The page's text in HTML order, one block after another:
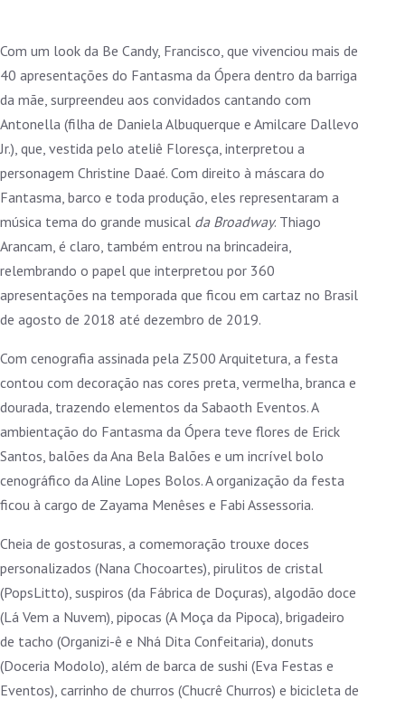
Com um look da Be Candy, Francisco, que vivenciou mais de
40 apresentações do Fantasma da Ópera dentro da barriga
da mãe, surpreendeu aos convidados cantando com
Antonella (filha de Daniela Albuquerque e Amilcare Dallevo
Jr.), que, vestida pelo ateliê Floresça, interpretou a
personagem Christine Daaé. Com direito à máscara do
Fantasma, barco e toda produção, eles representaram a
música tema do grande musical da Broadway. Thiago
Arancam, é claro, também entrou na brincadeira,
relembrando o papel que interpretou por 360
apresentações na temporada que ficou em cartaz no Brasil
de agosto de 2018 até dezembro de 2019.
Com cenografia assinada pela Z500 Arquitetura, a festa
contou com decoração nas cores preta, vermelha, branca e
dourada, trazendo elementos da Sabaoth Eventos. A
ambientação do Fantasma da Ópera teve flores de Erick
Santos, balões da Ana Bela Balões e um incrível bolo
cenográfico da Aline Lopes Bolos. A organização da festa
ficou à cargo de Zayama Menêses e Fabi Assessoria.
Cheia de gostosuras, a comemoração trouxe doces
personalizados (Nana Chocoartes), pirulitos de cristal
(PopsLitto), suspiros (da Fábrica de Doçuras), algodão doce
(Lá Vem a Nuvem), pipocas (A Moça da Pipoca), brigadeiro
de tacho (Organizi-ê e Nhá Dita Confeitaria), donuts
(Doceria Modolo), além de barca de sushi (Eva Festas e
Eventos), carrinho de churros (Chucrê Churros) e bicicleta de